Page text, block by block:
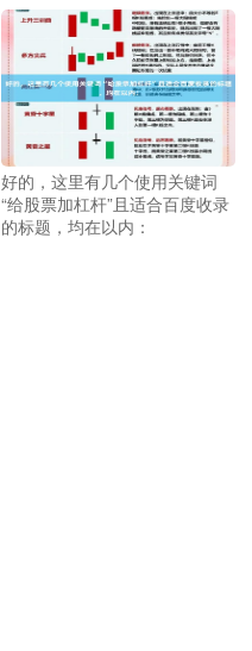
好的，这里有几个使用关键词
“给股票加杠杆”且适合百度收录
的标题，均在以内：